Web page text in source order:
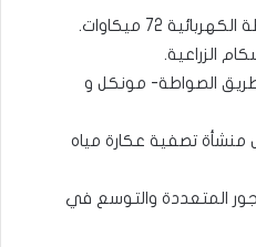
لبناء طريق الصواطة- مونكل و
لتمويل منشأة تصفية عكارة مياه
المتعددة والتوسع في